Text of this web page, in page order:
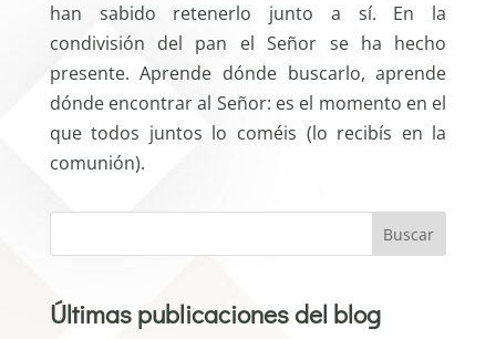
han sabido retenerlo junto a sí. En la
condivisión del pan el Señor se ha hecho
presente. Aprende dónde buscarlo, aprende
dónde encontrar al Señor: es el momento en el
que todos juntos lo coméis (lo recibís en la
comunión).
Buscar
Últimas publicaciones del blog